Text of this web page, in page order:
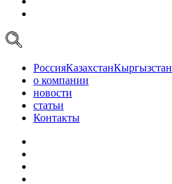
РоссияКазахстанКыргызстан
о компании
новости
статьи
Контакты